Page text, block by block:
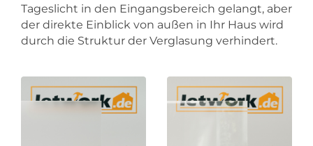
Tageslicht in den Eingangsbereich gelangt, aber
der direkte Einblick von außen in Ihr Haus wird
durch die Struktur der Verglasung verhindert.